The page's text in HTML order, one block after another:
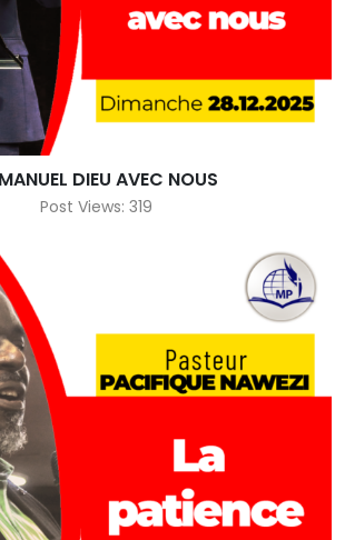
DIEU AVEC NOUS
Post Views: 319